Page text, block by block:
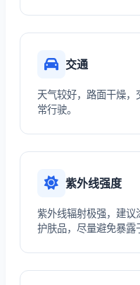
交通
天气较好，路面干燥
常行驶。
紫外线强度
紫外线辐射极强，建
护肤品，尽量避免暴露